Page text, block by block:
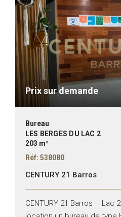
Prix sur demande
Bureau
LES BERGES DU LAC 2
203 m²
Réf: 538080
CENTURY 21 Barros
CENTURY 21 Barros – Lac